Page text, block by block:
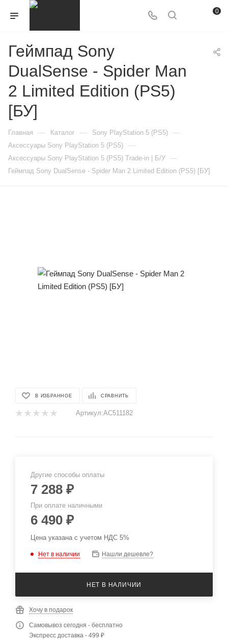
0
Геймпад Sony
DualSense - Spider Man
2 Limited Edition (PS5)
[БУ]
Главная — Каталог — Sony PlayStation 5 (PS5) —
Аксессуары Sony PlayStation 5 (PS5) —
Аксессуары Sony PlayStation 5 (PS5) Trade-in | Б/У —
Геймпад Sony DualSense - Spider Man 2 Limited Edition (PS5) [БУ]
В ИЗБРАННОЕ СРАВНИТЬ
Артикул:AC511182
Другие способы оплаты
7 288 ₽
При оплате наличными
6 490 ₽
Цена указана с учетом НДС 5%
Нет в наличии Нашли дешевле?
НЕТ В НАЛИЧИИ
Хочу в подарок
Самовывоз сегодня - бесплатно
Экспресс доставка - 499 ₽